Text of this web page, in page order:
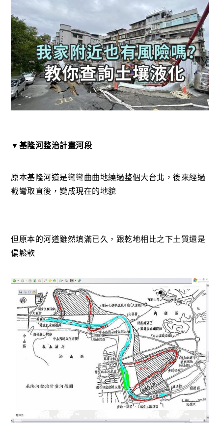
▼基隆河整治計畫河段
原本基隆河道是彎彎曲曲地繞過整個大台北，後來經過
截彎取直後，變成現在的地貌
但原本的河道雖然填滿已久，跟乾地相比之下土質還是
偏鬆軟